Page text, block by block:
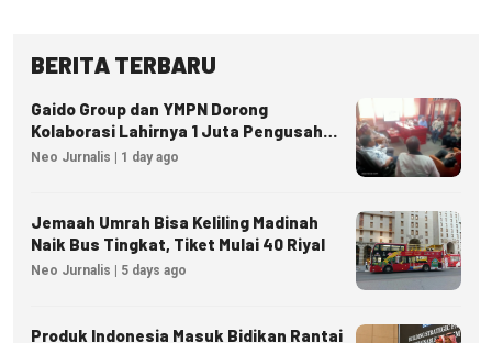
BERITA TERBARU
Gaido Group dan YMPN Dorong
Kolaborasi Lahirnya 1 Juta Pengusaha
Ekonomi Syariah
Neo Jurnalis | 1 day ago
Jemaah Umrah Bisa Keliling Madinah
Naik Bus Tingkat, Tiket Mulai 40 Riyal
Neo Jurnalis | 5 days ago
Produk Indonesia Masuk Bidikan Rantai